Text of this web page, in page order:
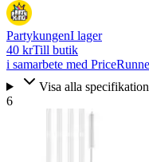
PartykungenI lager
40 krTill butik
i samarbete med
Visa alla
6